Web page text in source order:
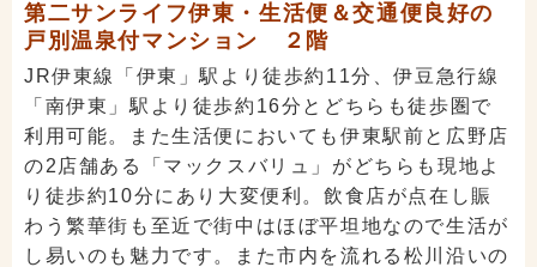
第二サンライフ伊東・生活便＆交通便良好の
戸別温泉付マンション ２階
JR伊東線「伊東」駅より徒歩約11分、伊豆急行線
「南伊東」駅より徒歩約16分とどちらも徒歩圏で
利用可能。また生活便においても伊東駅前と広野店
の2店舗ある「マックスバリュ」がどちらも現地よ
り徒歩約10分にあり大変便利。飲食店が点在し賑
わう繁華街も至近で街中はほぼ平坦地なので生活が
し易いのも魅力です。また市内を流れる松川沿いの